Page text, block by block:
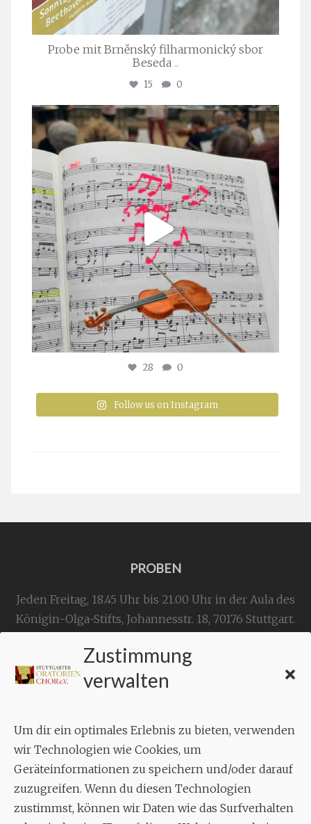
Zustimmung
verwalten
Um dir ein optimales Erlebnis zu bieten, verwenden
wir Technologien wie Cookies, um
Geräteinformationen zu speichern und/oder darauf
zuzugreifen. Wenn du diesen Technologien
zustimmst, können wir Daten wie das Surfverhalten
Probe mit Brněnský filharmonický sbor
Beseda ...
15 0
stuttgarter_oratorienchor
Juli 23
28 0
Follow us on Instagram
PROBEN
Jeden Freitag, 18.45 Uhr bis 21.00 Uhr in der Aula des
Königin-Olga-Stifts, Johannesstr. 18, 70176 Stuttgart.
KONTAKT
Geschäftsstelle:
Aixheimer Str. 18
70619 Stuttgart
MUSIK